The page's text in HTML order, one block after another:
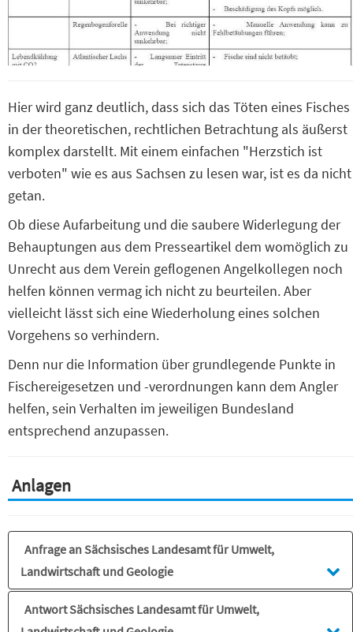
Hier wird ganz deutlich, dass sich das Töten eines Fisches
in der theoretischen, rechtlichen Betrachtung als äußerst
komplex darstellt. Mit einem einfachen "Herzstich ist
verboten" wie es aus Sachsen zu lesen war, ist es da nicht
getan.
Ob diese Aufarbeitung und die saubere Widerlegung der
Behauptungen aus dem Presseartikel dem womöglich zu
Unrecht aus dem Verein geflogenen Angelkollegen noch
helfen können vermag ich nicht zu beurteilen. Aber
vielleicht lässt sich eine Wiederholung eines solchen
Vorgehens so verhindern.
Denn nur die Information über grundlegende Punkte in
Fischereigesetzen und -verordnungen kann dem Angler
helfen, sein Verhalten im jeweiligen Bundesland
entsprechend anzupassen.
Anlagen
Anfrage an Sächsisches Landesamt für Umwelt,
Landwirtschaft und Geologie
Sehr geehrter Herr Dr. Füllner,
Antwort Sächsisches Landesamt für Umwelt,